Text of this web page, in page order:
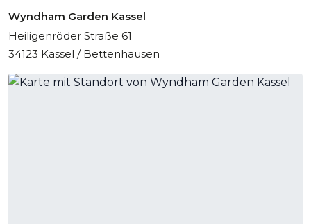
Wyndham Garden Kassel
Heiligenröder Straße 61
34123 Kassel / Bettenhausen